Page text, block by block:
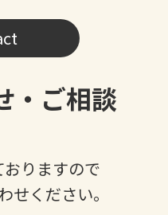
・ご相談
りますので
せください。